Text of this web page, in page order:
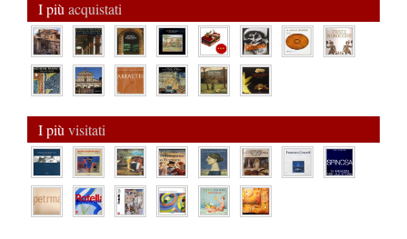
I più acquistati
I più visitati